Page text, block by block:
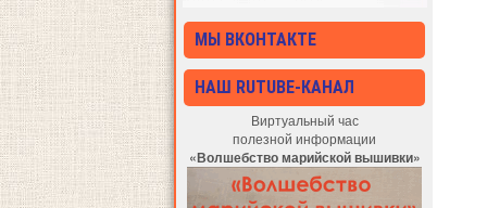
МЫ ВКОНТАКТЕ
НАШ RUTUBE-КАНАЛ
Виртуальный час
полезной информации
«Волшебство марийской вышивки»